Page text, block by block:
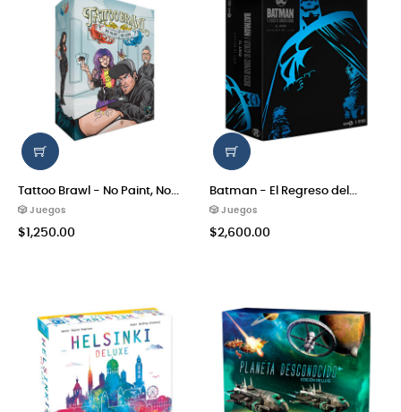
Tattoo Brawl - No Paint, No...
🎲 Juegos
$1,250.00
Batman - El Regreso del...
🎲 Juegos
$2,600.00